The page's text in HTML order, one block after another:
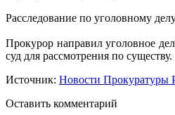
Расследование по уголовному
Прокурор направил уголовное
суд для рассмотрения по существу.
Источник: Новости Прокуратуры
Оставить комментарий